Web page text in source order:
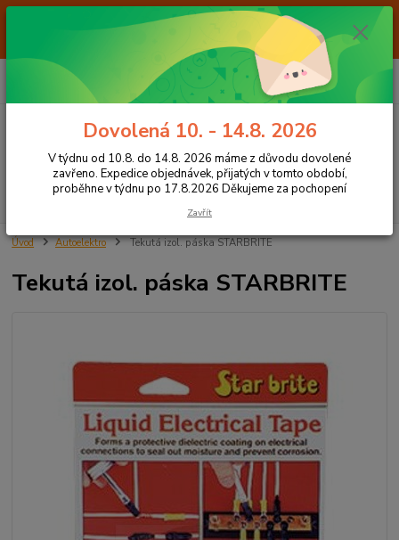
Od 7.8. do 14.8. 2026 máme z důvodu dovolené ZAVŘENO. Expedice
objednávek, přijatých v tomto období, proběhne v týdnu po 17.8.2026
Děkujeme za pochopení
CZK
Hledat
+420 605 283 713
za0,00 Kč
Úvod Autoelektro Tekutá izol. páska STARBRITE
Tekutá izol. páska STARBRITE
Dovolená 10. - 14.8. 2026
V týdnu od 10.8. do 14.8. 2026 máme z důvodu dovolené
zavřeno. Expedice objednávek, přijatých v tomto období,
proběhne v týdnu po 17.8.2026 Děkujeme za pochopení
Zavřít